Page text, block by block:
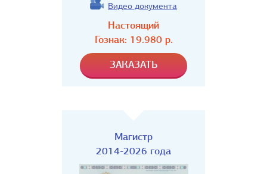
Видео документа
Настоящий
Гознак: 19.980р.
Магистр
2014-2026 года